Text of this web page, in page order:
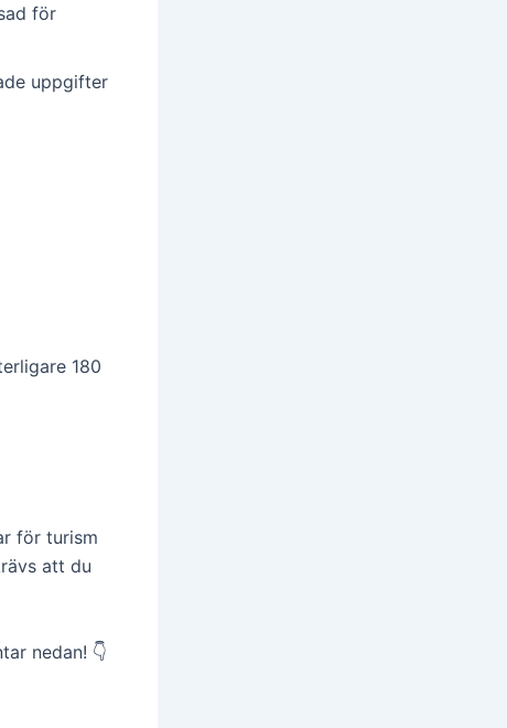
för
uppgifter
180
för turism
att du
nedan! 👇